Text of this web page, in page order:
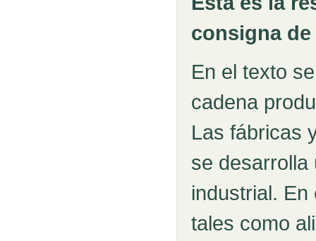
consigna
En el texto
cadena
Las fábricas
se desarrolla
industrial.
tales como